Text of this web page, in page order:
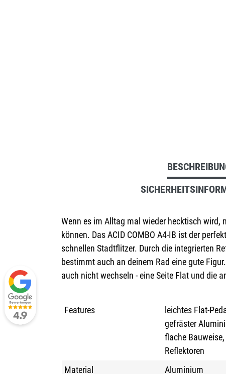
Wenn es im Alltag mal wieder hecktisch wird,
können. Das ACID COMBO A4-IB ist der
schnellen Stadtflitzer. Durch die integrierten
bestimmt auch an deinem Rad eine gute
auch nicht wechseln - eine Seite Flat und die
Features
leichtes Flat-
gefräster
flache
Reflektoren
Material
Aluminium